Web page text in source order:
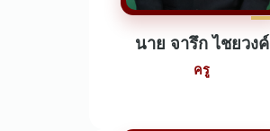
นาย จารึก ไชยวงค์
ครู